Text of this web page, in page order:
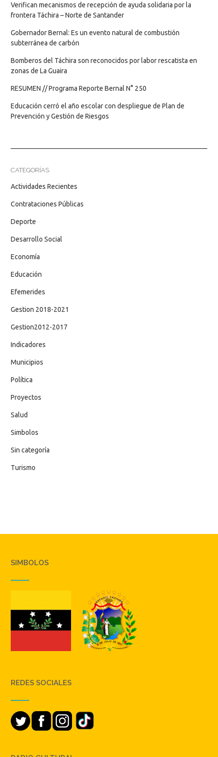
Verifican mecanismos de recepción de ayuda solidaria por la
frontera Táchira – Norte de Santander
Gobernador Bernal: Es un evento natural de combustión
subterránea de carbón
Bomberos del Táchira son reconocidos por labor rescatista en
zonas de La Guaira
RESUMEN // Programa Reporte Bernal N° 250
Educación cerró el año escolar con despliegue de Plan de
Prevención y Gestión de Riesgos
CATEGORÍAS
Actividades Recientes
Contrataciones Públicas
Deporte
Desarrollo Social
Economía
Educación
Efemerides
Gestion 2018-2021
Gestion2012-2017
Indicadores
Municipios
Política
Proyectos
Salud
Simbolos
Sin categoría
Turismo
SIMBOLOS
REDES SOCIALES